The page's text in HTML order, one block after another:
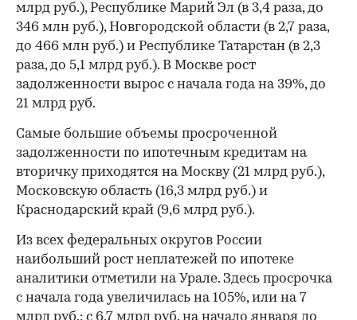
млрд руб.), Республике Марий Эл (в 3,4 раза, до
346 млн руб.), Новгородской области (в 2,7 раза,
до 466 млн руб.) и Республике Татарстан (в 2,3
раза, до 5,1 млрд руб.). В Москве рост
задолженности вырос с начала года на 39%, до
21 млрд руб.
Самые большие объемы просроченной
задолженности по ипотечным кредитам на
вторичку приходятся на Москву (21 млрд руб.),
Московскую область (16,3 млрд руб.) и
Краснодарский край (9,6 млрд руб.).
Из всех федеральных округов России
наибольший рост неплатежей по ипотеке
аналитики отметили на Урале. Здесь просрочка
с начала года увеличилась на 105%, или на 7
млрд руб.: с 6,7 млрд руб. на начало января до